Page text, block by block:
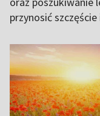
przynosić